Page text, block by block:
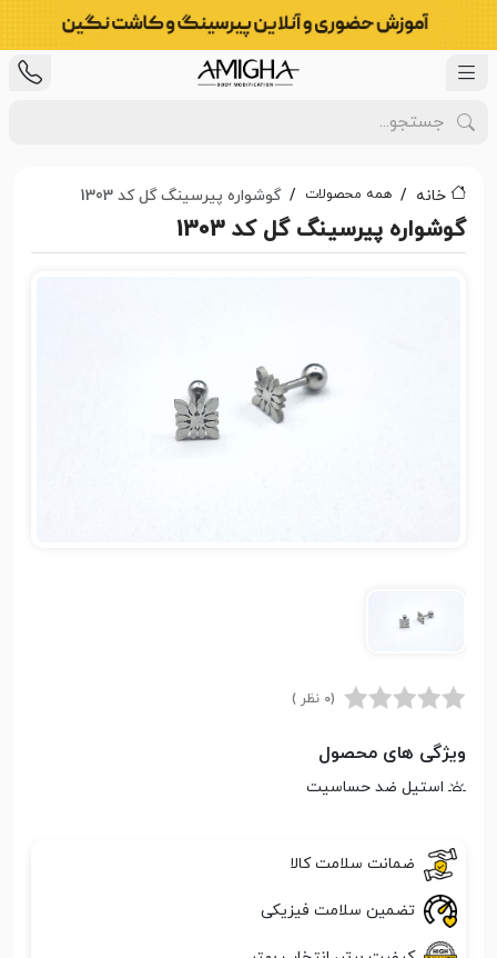
خانه همه محصولات گوشواره پیرسینگ گل کد 1303
گوشواره پیرسینگ گل کد 1303
(0 نظر )
ویژگی های محصول
استیل ضد حساسیت
ضمانت سلامت کالا
تضمین سلامت فیزیکی